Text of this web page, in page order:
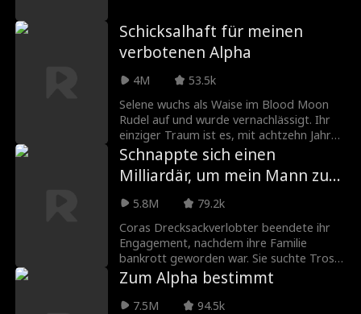
übernehmen und Ihnen das Leben zur
Hölle machen will. Wirst du ihm die
Wahrheit darüber sagen, warum du ihn
für eine zweite Chance auf die Liebe?
Schicksalhaft für meinen
verbotenen Alpha
4M
53.5k
Selene wuchs als Waise im Blood Moon
Rudel auf und wurde vernachlässigt. Ihr
einziger Traum ist es, mit achtzehn Jahren
von ihren Peinigern wegzulaufen. Doch die
Mondgöttin hatte andere Pläne mit ihr
und bald entdeckt Selene, dass ihr
Gefährte Alpha Jackson vom Blood Moon
Rudel ist, genau der Mann, den sie hasst
und von dem sie weglaufen möchte...
oder ist er der Richtige? Was passiert,
wenn ein anderer Alpha behauptet, ihr
Gefährte zu sein?!
Schnappte sich einen
Milliardär, um mein Mann zu
sein
5.8M
79.2k
Coras Drecksackverlobter beendete ihr
Engagement, nachdem ihre Familie
bankrott geworden war. Sie suchte Trost,
ging in eine Bar und schlief mit dem
reichsten Mann der Stadt, der zufällig
auch der Onkel des Drecksacks war!
Zum Alpha bestimmt
7.5M
94.5k